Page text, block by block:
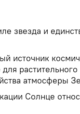
звезда и
источник
атмосферы
Солнце